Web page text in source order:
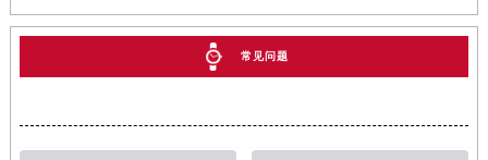
常见问题